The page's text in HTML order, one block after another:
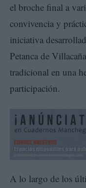
el broche final a
convivencia y
iniciativa
Petanca de
tradicional en una
participación.
A lo largo de los